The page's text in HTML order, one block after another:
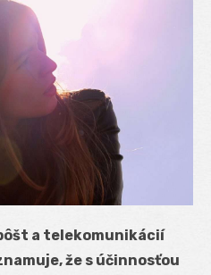
a telekomunikácií
že s účinnosťou